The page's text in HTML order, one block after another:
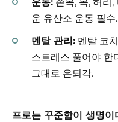
운 유산소 운동 필
멘탈 관리: 멘탈 코
스트레스 풀어야 한
그대로 은퇴각.
프로는 꾸준함이 생명이